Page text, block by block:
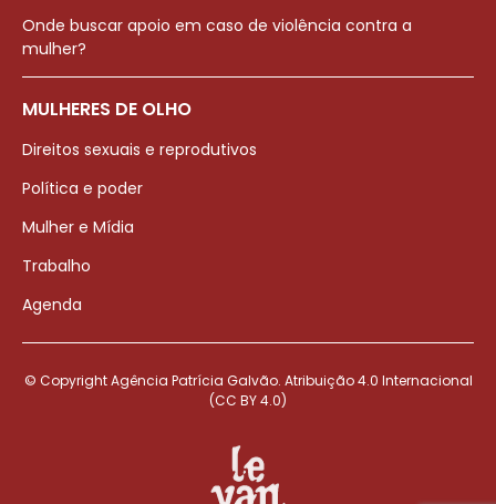
Onde buscar apoio em caso de violência contra a
mulher?
MULHERES DE OLHO
Direitos sexuais e reprodutivos
Política e poder
Mulher e Mídia
Trabalho
Agenda
© Copyright Agência Patrícia Galvão. Atribuição 4.0 Internacional
(CC BY 4.0)